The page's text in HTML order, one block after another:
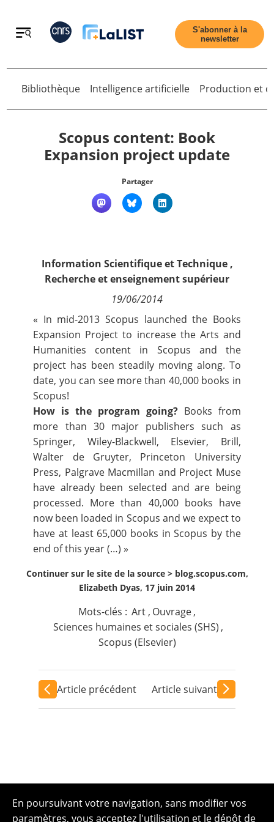
Retour
Contact
Nous suivre
S'abonner à la
newsletter
Retour
Bibliothèque Intelligence artificielle Production et
Scopus content: Book
Expansion project update
Partager
Information Scientifique et Technique,
Recherche et enseignement supérieur
19/06/2014
« In mid-2013 Scopus launched the Books
Expansion Project to increase the Arts and
Humanities content in Scopus and the
project has been steadily moving along. To
date, you can see more than 40,000 books in
Scopus!
How is the program going? Books from
more than 30 major publishers such as
Springer, Wiley-Blackwell, Elsevier, Brill,
Walter de Gruyter, Princeton University
Press, Palgrave Macmillan and Project Muse
have already been selected and are being
processed. More than 40,000 books have
now been loaded in Scopus and we expect to
have at least 65,000 books in Scopus by the
end of this year (…) »
Continuer sur le site de la source > blog.scopus.com,
Elizabeth Dyas, 17 juin 2014
Mots-clés : Art , Ouvrage,
Sciences humaines et sociales (SHS) ,
Scopus (Elsevier)
Article précédent Article suivant
En poursuivant votre navigation, sans modifier vos
paramètres, vous acceptez l'utilisation et le dépôt de